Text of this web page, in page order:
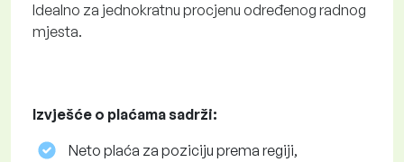
Idealno za jednokratnu procjenu određenog radnog
mjesta.
Izvješće o plaćama sadrži:
Neto plaća za poziciju prema regiji,